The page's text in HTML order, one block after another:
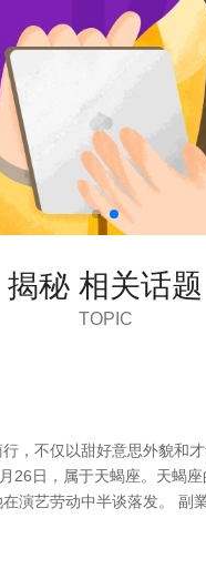
揭秘 相关话题
TOPIC
，不仅以甜好意思外貌和
日，属于天蝎座。天蝎
演艺劳动中半谈落发。